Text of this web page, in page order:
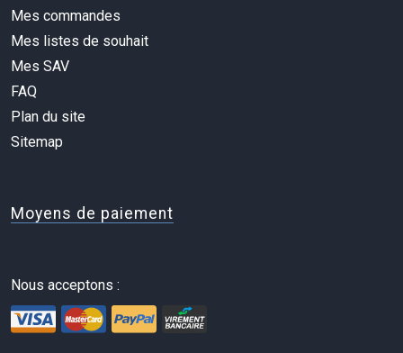
Mes commandes
Mes listes de souhait
Mes SAV
FAQ
Plan du site
Sitemap
Moyens de paiement
Nous acceptons :